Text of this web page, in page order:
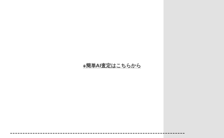
※簡単AI査定はこちらから
----------------------------------------------------------------------